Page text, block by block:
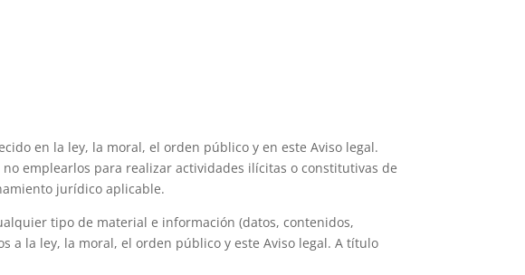
en la ley, la moral, el orden público y en este Aviso legal.
emplearlos para realizar actividades ilícitas o constitutivas de
jurídico aplicable.
tipo de material e información (datos, contenidos,
a la ley, la moral, el orden público y este Aviso legal. A título